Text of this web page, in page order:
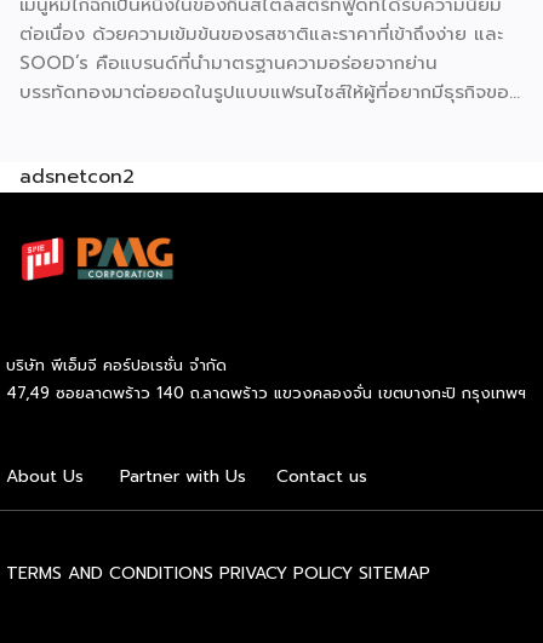
ไทยคุ้นเคย ปรัชญาสำคัญที่ผู้ร่วมค้าต้องยึดถือคือ “แซนด์วิชมี
คุณภาพ ใหม่ สด สะอาด อร่อย” ภายใต้มาตรฐานของฟาร์มเฮ้าส์
ปัจจุบัน GMF ได้รับความนิยมกระจายอยู่ทั่วกรุงเทพฯ และ
ปริมณฑล […]
ต่อเนื่อง ด้วยความเข้มข้นของรสชาติและราคาที่เข้าถึงง่าย และ
SOOD’s คือแบรนด์ที่นำมาตรฐานความอร่อยจากย่าน
บรรทัดทองมาต่อยอดในรูปแบบแฟรนไชส์ให้ผู้ที่อยากมีธุรกิจของ
ทางการ เริ่มต้นเพียง 59,000 บาท ก็สามารถเปิดขายได้ทันที
ก่อนตัดสินใจ จุดขายหลักของ SOOD’s คือความอร่อยแบบต้น
ตำรับ มาตรฐานเดียวกับร้านดังจากบรรทัดทอง แต่นำมาปรับให้
กล่องมีรสชาติสม่ำเสมอไม่ว่าจะสั่งจากสาขาไหน เมนูของแบรนด์
เน้นความเรียบง่ายแต่จัดเต็มด้านรสชาติ ได้แก่ หมี่ไก่ฉีก ไซส์ S
ราคา 69 บาท และไซส์ M ราคา 85 บาท หมี่ไก่แซ่บไซส์ M ราคา
นุ่มกำลังดี เนื้อไก่ฉีกแน่น หมูย่างหอมฉ่ำ […]
adsnetcon2
บริษัท พีเอ็มจี คอร์ปอเรชั่น จำกัด
47,49 ซอยลาดพร้าว 140 ถ.ลาดพร้าว แขวงคลองจั่น เขตบางกะปิ กรุงเทพฯ
About Us Partner with Us Contact us
TERMS AND CONDITIONS PRIVACY POLICY SITEMAP